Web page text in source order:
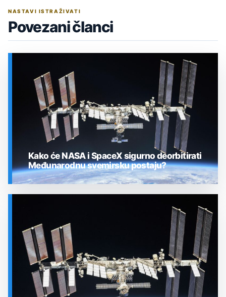
NASTAVI ISTRAŽIVATI
Povezani članci
Kako će NASA i SpaceX sigurno deorbitirati
Međunarodnu svemirsku postaju?